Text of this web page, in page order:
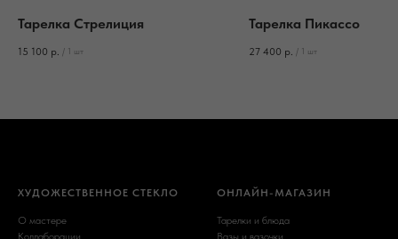
Тарелка Стрелиция
15 100 р. / 1 шт
Тарелка Пикассо
27 400 р. / 1 шт
ХУДОЖЕСТВЕННОЕ СТЕКЛО
О мастере
Коллаборации
ОНЛАЙН-МАГАЗИН
Тарелки и блюда
Вазы и вазочки